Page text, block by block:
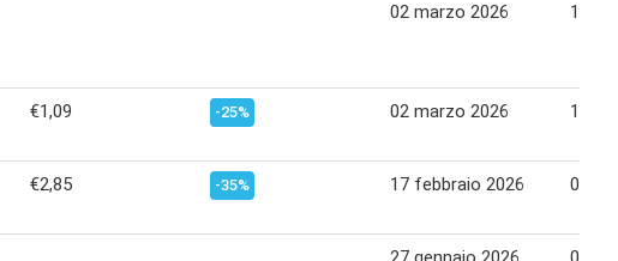
02 marzo 2026 12
€1,09 -25% 02 marzo 2026 12
€2,85 -35% 17 febbraio 2026 01